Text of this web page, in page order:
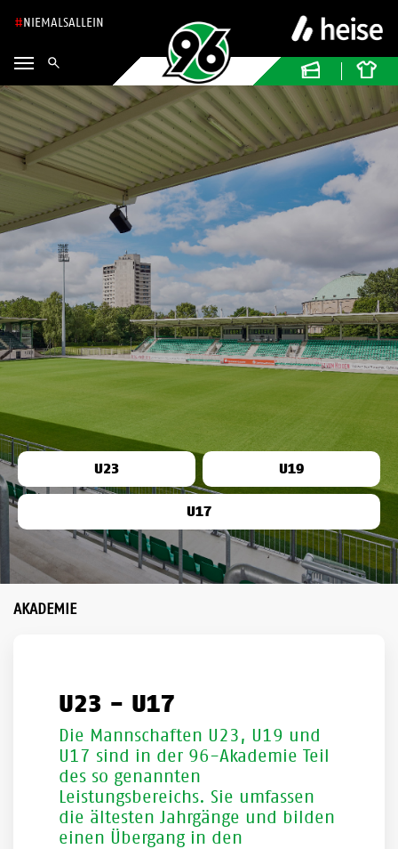
NIEMALSALLEIN
U23 U19
U17
AKADEMIE
U23 - U17
Die Mannschaften U23, U19 und
U17 sind in der 96-Akademie Teil
des so genannten
Leistungsbereichs. Sie umfassen
die ältesten Jahrgänge und bilden
einen Übergang in den